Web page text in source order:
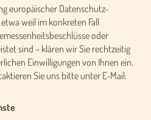
europäischer Datenschutz-
weil im konkreten Fall
oder
sind – klären wir Sie rechtzeitig
Einwilligungen von Ihnen ein.
Sie uns bitte unter E-Mail: